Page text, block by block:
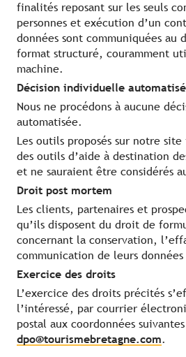
finalités reposant sur les seuls
personnes et exécution d’un
données sont communiquées au
format structuré, couramment
machine.
Décision individuelle
Nous ne procédons à aucune
automatisée.
Les outils proposés sur notre
des outils d’aide à destination
et ne sauraient être considérés
Droit post mortem
Les clients, partenaires et
qu’ils disposent du droit de
concernant la conservation,
communication de leurs
Exercice des droits
L’exercice des droits précités
l’intéressé, par courrier
postal aux coordonnées
dpo@tourismebretagne.com.